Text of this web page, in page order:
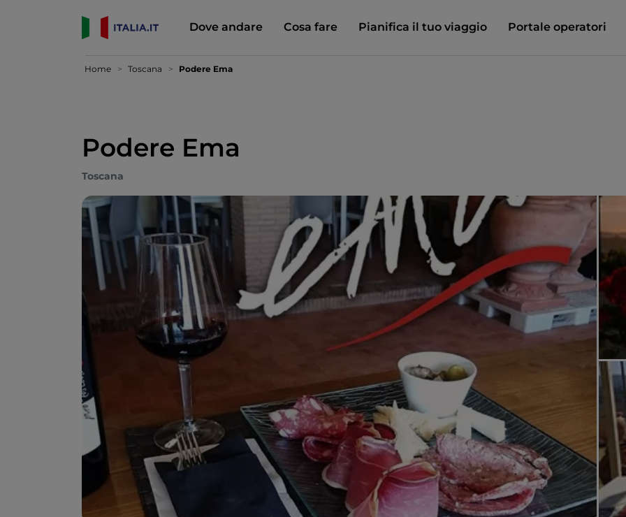
Dove andare Cosa fare Pianifica il tuo viaggio Portale operatori
Home Toscana Podere Ema
Podere Ema
Toscana